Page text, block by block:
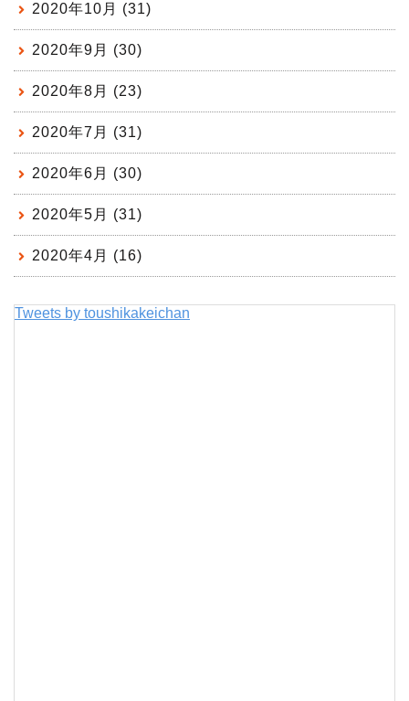
2020年10月 (31)
2020年9月 (30)
2020年8月 (23)
2020年7月 (31)
2020年6月 (30)
2020年5月 (31)
2020年4月 (16)
Tweets by toushikakeichan